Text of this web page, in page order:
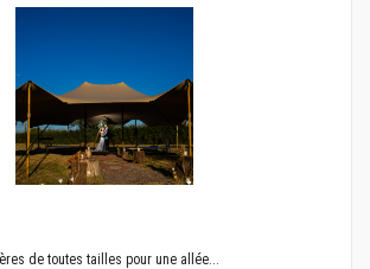
de toutes tailles pour une allée...